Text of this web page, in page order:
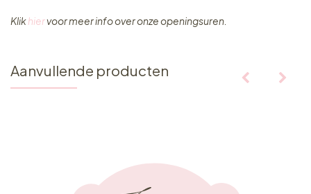
Klikhiervoor meer info over onze openingsuren.
Aanvullende producten